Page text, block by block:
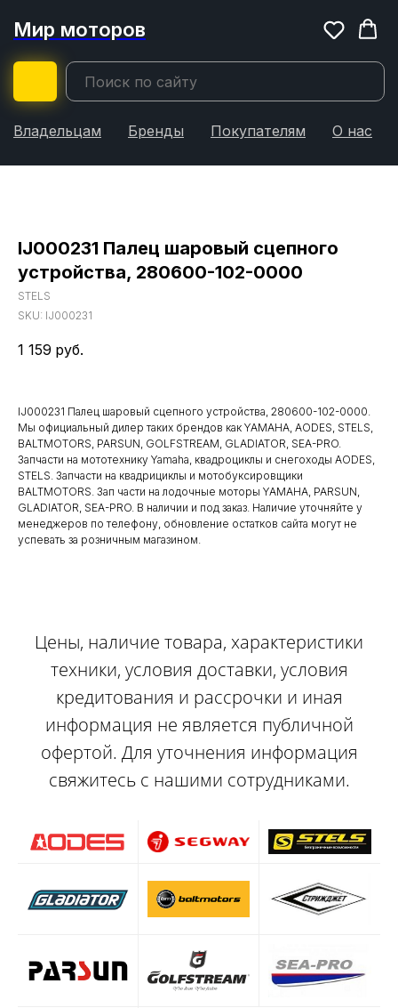
Мир моторов
Владельцам Бренды Покупателям О нас
IJ000231 Палец шаровый сцепного
устройства, 280600-102-0000
STELS
SKU: IJ000231
1 159 руб.
IJ000231 Палец шаровый сцепного устройства, 280600-102-0000.
Мы официальный дилер таких брендов как YAMAHA, AODES, STELS,
BALTMOTORS, PARSUN, GOLFSTREAM, GLADIATOR, SEA-PRO.
Запчасти на мототехнику Yamaha, квадроциклы и снегоходы AODES,
STELS. Запчасти на квадрициклы и мотобуксировщики
BALTMOTORS. Зап части на лодочные моторы YAMAHA, PARSUN,
GLADIATOR, SEA-PRO. В наличии и под заказ. Наличие уточняйте у
менеджеров по телефону, обновление остатков сайта могут не
успевать за розничным магазином.
Цены, наличие товара, характеристики
техники, условия доставки, условия
кредитования и рассрочки и иная
информация не является публичной
офертой. Для уточнения информация
свяжитесь с нашими сотрудниками.